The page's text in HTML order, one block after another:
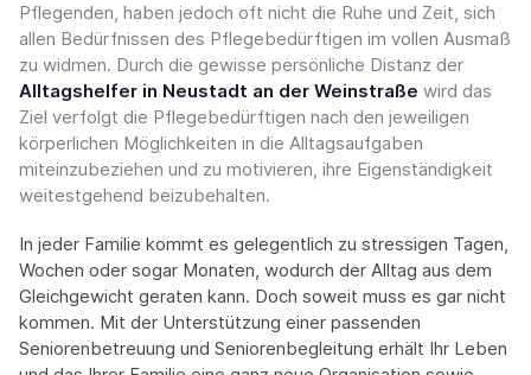
Pflegenden, haben jedoch oft nicht die Ruhe und Zeit, sich
allen Bedürfnissen des Pflegebedürftigen im vollen Ausmaß
zu widmen. Durch die gewisse persönliche Distanz der
Alltagshelfer in Neustadt an der Weinstraße wird das
Ziel verfolgt die Pflegebedürftigen nach den jeweiligen
körperlichen Möglichkeiten in die Alltagsaufgaben
miteinzubeziehen und zu motivieren, ihre Eigenständigkeit
weitestgehend beizubehalten.
In jeder Familie kommt es gelegentlich zu stressigen Tagen,
Wochen oder sogar Monaten, wodurch der Alltag aus dem
Gleichgewicht geraten kann. Doch soweit muss es gar nicht
kommen. Mit der Unterstützung einer passenden
Seniorenbetreuung und Seniorenbegleitung erhält Ihr Leben